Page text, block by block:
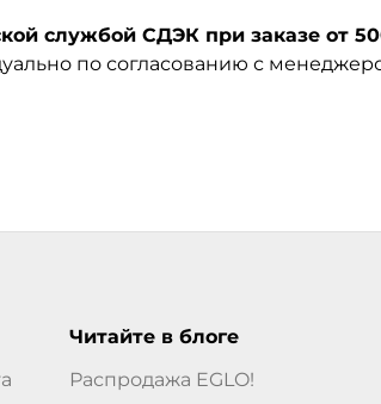
службой СДЭК при заказе от
по согласованию с
Читайте в блоге
Распродажа EGLO!